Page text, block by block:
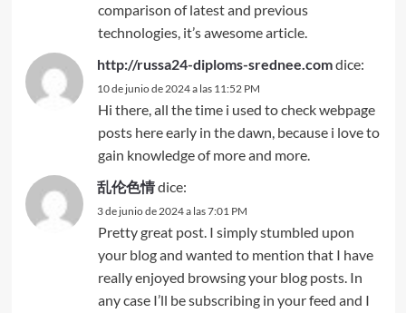
comparison of latest and previous
technologies, it’s awesome article.
http://russa24-diploms-srednee.comdice:
10 de junio de 2024 a las 11:52 PM
Hi there, all the time i used to check webpage
posts here early in the dawn, because i love to
gain knowledge of more and more.
乱伦色情dice:
3 de junio de 2024 a las 7:01 PM
Pretty great post. I simply stumbled upon
your blog and wanted to mention that I have
really enjoyed browsing your blog posts. In
any case I’ll be subscribing in your feed and I